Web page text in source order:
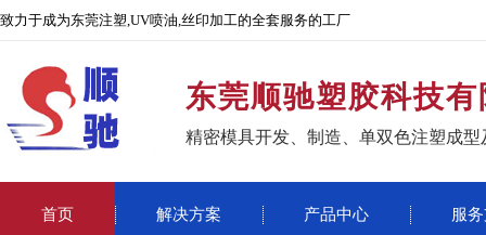
致力于成为东莞注塑,UV喷油,丝印加工的全套服务的工厂
东莞顺驰塑胶科技
精密模具开发、制造、单双色注塑成
首页 解决方案 产品中心 服